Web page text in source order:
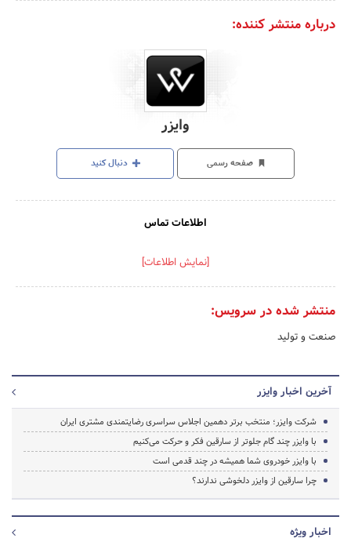
درباره منتشر کننده:
وایزر
صفحه رسمی دنبال کنید
اطلاعات تماس
[نمایش اطلاعات]
منتشر شده در سرویس:
صنعت و تولید
آخرین اخبار وایزر
شرکت وایزر؛ منتخب برتر دهمین اجلاس سراسری رضایتمندی مشتری ایران
با وایزر چند گام جلوتر از سارقین فکر و حرکت می‌کنیم
با وایزر خودروی شما همیشه در چند قدمی است
چرا سارقین از وایزر دلخوشی ندارند؟
اخبار ویژه